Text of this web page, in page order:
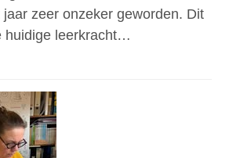
zeer onzeker geworden. Dit
huidige leerkracht…